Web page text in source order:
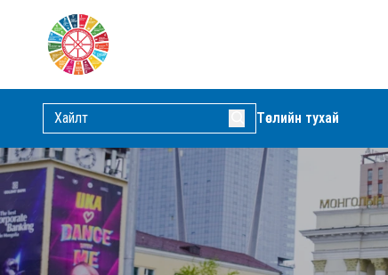
Төслийн тухай